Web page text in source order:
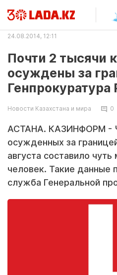
24.08.2014, 12:11
Почти 2 тысячи
осуждены за
Генпрокуратура
Новости Казахстана и мира 0
АСТАНА. КАЗИНФОРМ -
осужденных за
августа составило
человек. Такие данные
служба Генеральной